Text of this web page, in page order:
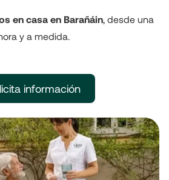
en casa en Barañáin, desde una
y a medida.
información